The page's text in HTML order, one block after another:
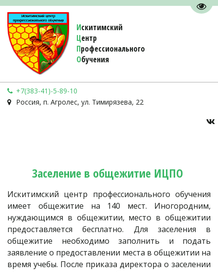
Искитимский
Центр
Профессионального
Обучения
+7(383-41)-5-89-10
Россия, п. Агролес, ул. Тимирязева, 22
Заселение в общежитие ИЦПО
Искитимский центр профессионального обучения
имеет общежитие на 140 мест. Иногородним,
нуждающимся в общежитии, место в общежитии
предоставляется бесплатно. Для заселения в
общежитие необходимо заполнить и подать
заявление о предоставлении места в общежитии на
время учебы. После приказа директора о заселении